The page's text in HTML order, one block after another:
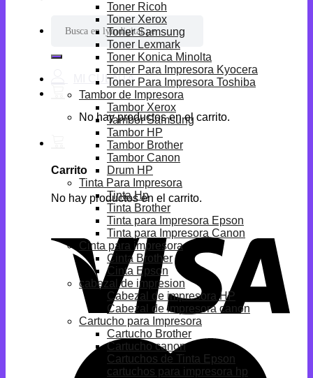
por:
No hay productos en el carrito.
Carrito
No hay productos en el carrito.
Toner Ricoh
Toner Xerox
Toner Samsung
Toner Lexmark
Toner Konica Minolta
Toner Para Impresora Kyocera
Toner Para Impresora Toshiba
Tambor de Impresora
Tambor Xerox
Tambor Samsung
Tambor HP
Tambor Brother
Tambor Canon
Drum HP
Tinta Para Impresora
Tinta Hp
Tinta Brother
Tinta para Impresora Epson
Tinta para Impresora Canon
Cinta para impresora
Cinta Brother
Cinta Epson
cabezal de impresion
Cabezal de impresora HP
Cabezal de impresora canon
Cartucho para Impresora
Cartucho Brother
Cartucho canon
Cartuchos de Tinta Epson
cartuchos para impresora hp